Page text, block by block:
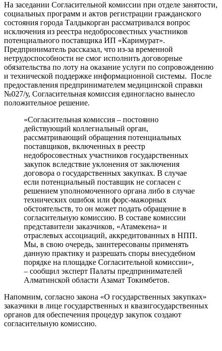
На заседании Согласительной комиссии при отделе занятости,
социальных программ и актов регистрации гражданского
состояния города Талдыкорган рассматривался вопрос
исключения из реестра недобросовестных участников
потенциального поставщика ИП «Каримурат».
Предприниматель рассказал, что из-за временной
нетрудоспособности не смог исполнить договорные
обязательства по лоту на оказание услуги по сопровождению
и технической поддержке информационной системы. После
предоставления предпринимателем медицинской справки
№027/у, Согласительная комиссия единогласно вынесло
положительное решение.
«Согласительная комиссия – постоянно
действующий коллегиальный орган,
рассматривающий обращения потенциальных
поставщиков, включенных в реестр
недобросовестных участников государственных
закупок вследствие уклонения от заключения
договора о государственных закупках. В случае
если потенциальный поставщик не согласен с
решением уполномоченного органа либо в случае
технических ошибок или форс-мажорных
обстоятельств, то он может подать обращение в
согласительную комиссию. В составе комиссии
представители заказчиков, «Атамекена» и
отраслевых ассоциаций, аккредитованных в НПП.
Мы, в свою очередь, заинтересованы применять
данную практику и разрешать споры внесудебном
порядке на площадке Согласительной комиссии»,
– сообщил эксперт Палаты предпринимателей
Алматинской области Азамат Токимбетов.
Напомним, согласно закона «О государственных закупках»
заказчики в лице государственных и квазигосударственных
органов для обеспечения процедур закупок создают
согласительную комиссию.